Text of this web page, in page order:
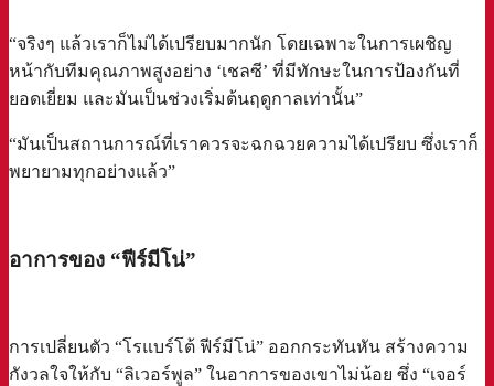
“จริงๆ แล้วเราก็ไม่ได้เปรียบมากนัก โดยเฉพาะในการเผชิญ
หน้ากับทีมคุณภาพสูงอย่าง ‘เชลซี’ ที่มีทักษะในการป้องกันที่
ยอดเยี่ยม และมันเป็นช่วงเริ่มต้นฤดูกาลเท่านั้น”
“มันเป็นสถานการณ์ที่เราควรจะฉกฉวยความได้เปรียบ ซึ่งเราก็
พยายามทุกอย่างแล้ว”
อาการของ “ฟีร์มีโน่”
การเปลี่ยนตัว “โรแบร์โต้ ฟีร์มีโน่” ออกกระทันหัน สร้างความ
กังวลใจให้กับ “ลิเวอร์พูล” ในอาการของเขาไม่น้อย ซึ่ง “เจอร์